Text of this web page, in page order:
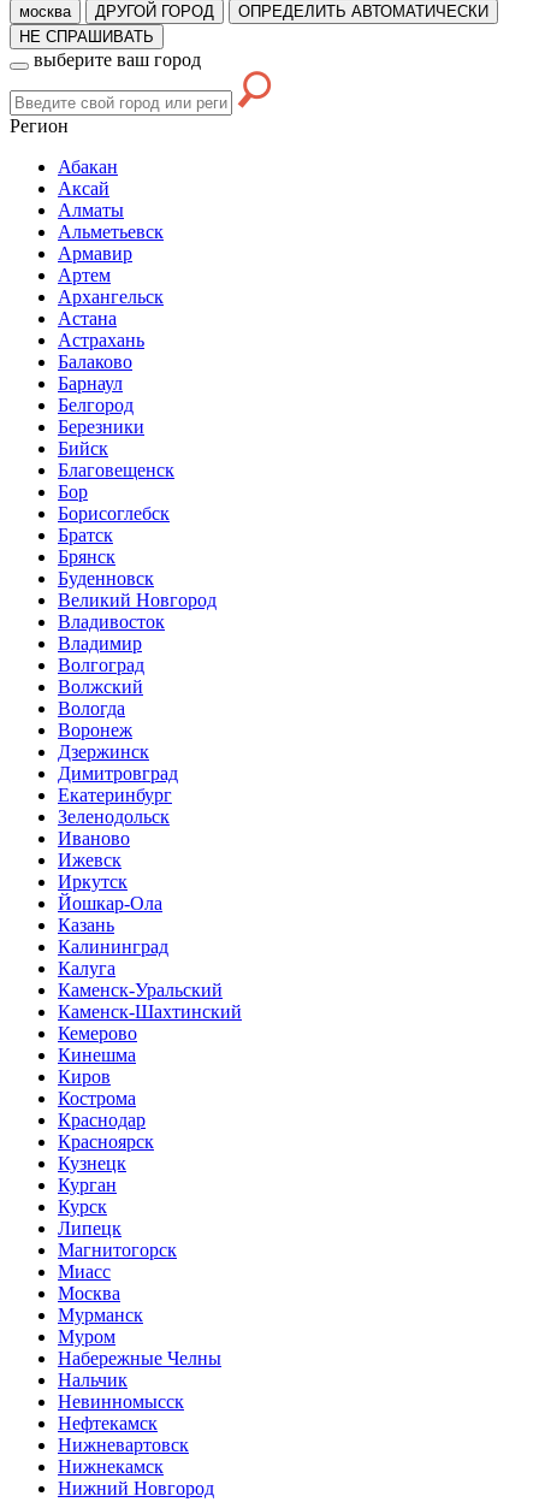
москва ДРУГОЙ ГОРОД
ОПРЕДЕЛИТЬ АВТОМАТИЧЕСКИ
НЕ СПРАШИВАТЬ
выберите ваш город
Регион
Абакан
Аксай
Алматы
Альметьевск
Армавир
Артем
Архангельск
Астана
Астрахань
Балаково
Барнаул
Белгород
Березники
Бийск
Благовещенск
Бор
Борисоглебск
Братск
Брянск
Буденновск
Великий Новгород
Владивосток
Владимир
Волгоград
Волжский
Вологда
Воронеж
Дзержинск
Димитровград
Екатеринбург
Зеленодольск
Иваново
Ижевск
Иркутск
Йошкар-Ола
Казань
Калининград
Калуга
Каменск-Уральский
Каменск-Шахтинский
Кемерово
Кинешма
Киров
Кострома
Краснодар
Красноярск
Кузнецк
Курган
Курск
Липецк
Магнитогорск
Миасс
Москва
Мурманск
Муром
Набережные Челны
Нальчик
Невинномысск
Нефтекамск
Нижневартовск
Нижнекамск
Нижний Новгород